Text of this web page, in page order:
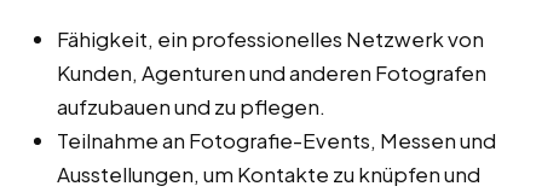
Fähigkeit, ein professionelles Netzwerk von
Kunden, Agenturen und anderen Fotografen
aufzubauen und zu pflegen.
Teilnahme an Fotografie-Events, Messen und
Ausstellungen, um Kontakte zu knüpfen und